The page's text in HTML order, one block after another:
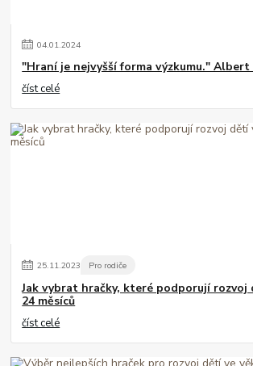
04.01.2024
"Hraní je nejvyšší forma výzkumu." Albert
číst celé
25.11.2023 Pro rodiče
Jak vybrat hračky, které podporují rozvoj
24 měsíců
číst celé